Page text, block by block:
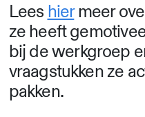
Lees hiermeer
ze heeft
bij de werkgroep
vraagstukken ze
pakken.